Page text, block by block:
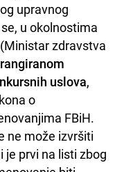
upravnog
u okolnostima
zdravstva
uslova,
o
FBiH.
ne može izvršiti
prvi na listi zbog